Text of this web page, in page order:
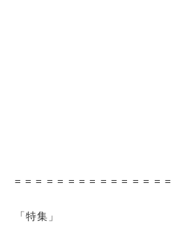
= = = = = = = = = = = = = = =
「特集」